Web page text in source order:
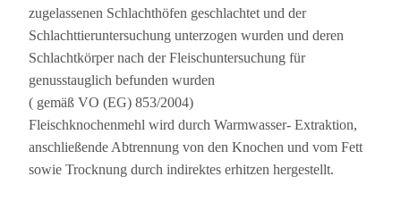
zugelassenen Schlachthöfen geschlachtet und der
Schlachttieruntersuchung unterzogen wurden und deren
Schlachtkörper nach der Fleischuntersuchung für
genusstauglich befunden wurden
( gemäß VO (EG) 853/2004)
Fleischknochenmehl wird durch Warmwasser- Extraktion,
anschließende Abtrennung von den Knochen und vom Fett
sowie Trocknung durch indirektes erhitzen hergestellt.